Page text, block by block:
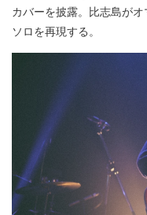
カバーを披露。比志島が
ソロを再現する。